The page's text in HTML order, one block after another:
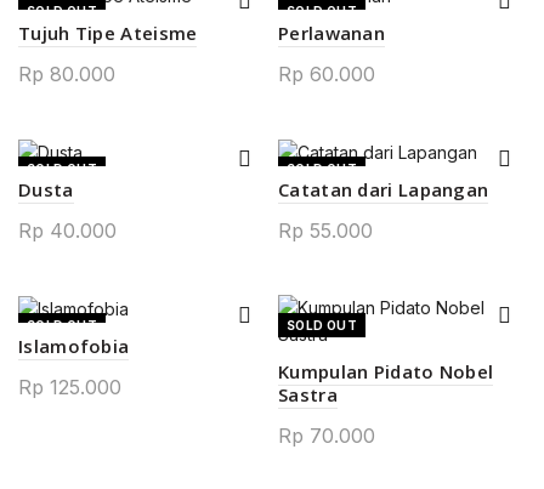
SOLD OUT
NEW
Tujuh Tipe Ateisme
Rp 80.000
SOLD OUT
NEW
Perlawanan
Rp 60.000
SOLD OUT
NEW
Dusta
Rp 40.000
SOLD OUT
NEW
Catatan dari Lapangan
Rp 55.000
SOLD OUT
Islamofobia
Rp 125.000
SOLD OUT
Kumpulan Pidato Nobel
Sastra
Rp 70.000